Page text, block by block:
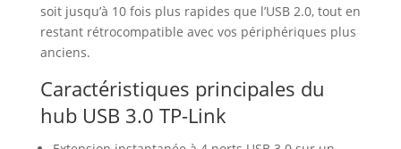
soit jusqu’à 10 fois plus rapides que l’USB 2.0, tout en
restant rétrocompatible avec vos périphériques plus
anciens.
Caractéristiques principales du
hub USB 3.0 TP-Link